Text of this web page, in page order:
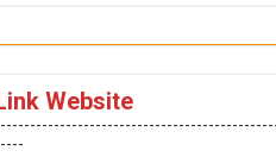
Website